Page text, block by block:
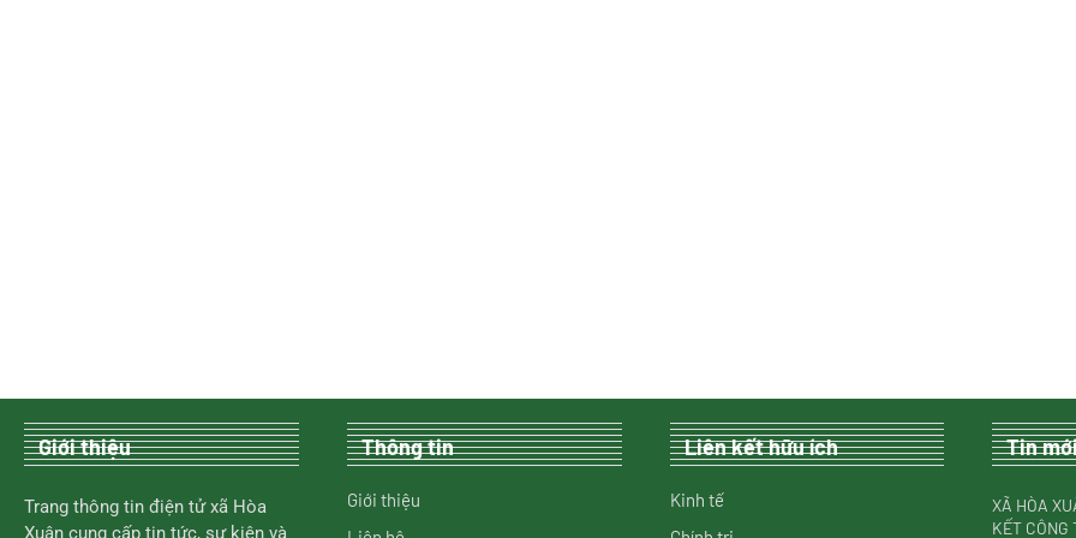
Giới thiệu
Trang thông tin điện tử xã Hòa
Xuân cung cấp tin tức, sự kiện và
Thông tin
Giới thiệu
Liên kết hữu ích
Kinh tế
Tin
XÃ HÒA
KẾT CÔNG